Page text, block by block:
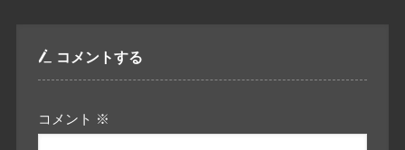
コメントする
コメント ※